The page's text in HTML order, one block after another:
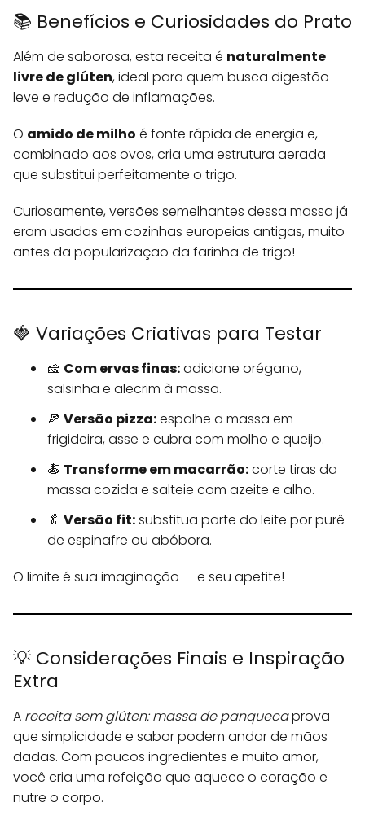
📚 Benefícios e Curiosidades do Prato
Além de saborosa, esta receita é naturalmente
livre de glúten, ideal para quem busca digestão
leve e redução de inflamações.
O amido de milho é fonte rápida de energia e,
combinado aos ovos, cria uma estrutura aerada
que substitui perfeitamente o trigo.
Curiosamente, versões semelhantes dessa massa já
eram usadas em cozinhas europeias antigas, muito
antes da popularização da farinha de trigo!
🍓 Variações Criativas para Testar
🧀 Com ervas finas:adicione orégano,
salsinha e alecrim à massa.
🍕 Versão pizza:espalhe a massa em
frigideira, asse e cubra com molho e queijo.
🍝 Transforme em macarrão:corte tiras da
massa cozida e salteie com azeite e alho.
🥬 Versão fit:substitua parte do leite por purê
de espinafre ou abóbora.
O limite é sua imaginação — e seu apetite!
💡 Considerações Finais e Inspiração
Extra
A receita sem glúten: massa de panquecaprova
que simplicidade e sabor podem andar de mãos
dadas. Com poucos ingredientes e muito amor,
você cria uma refeição que aquece o coração e
nutre o corpo.